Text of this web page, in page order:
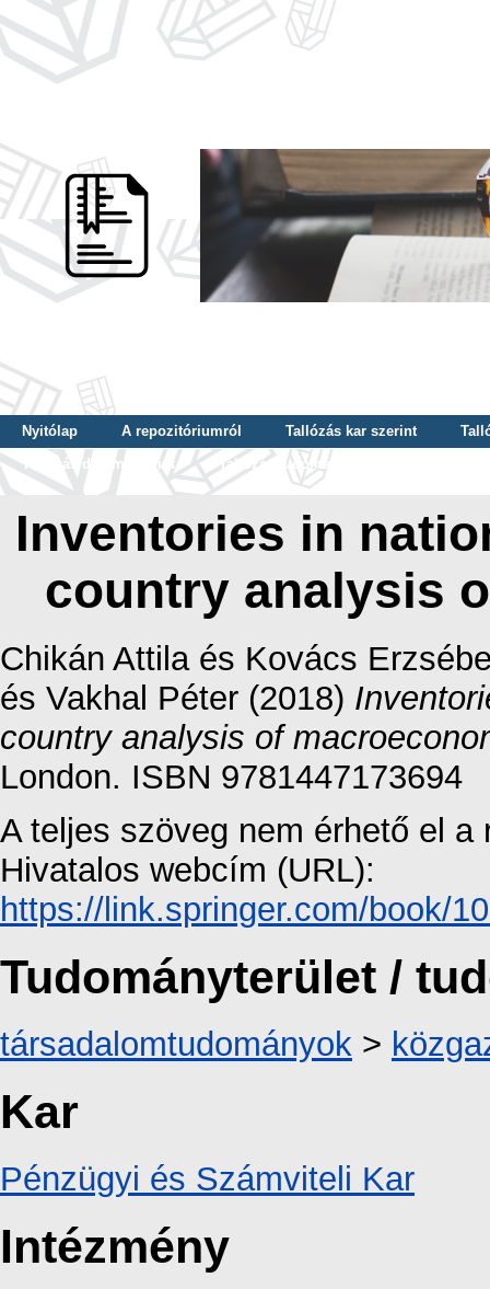
Nyitólap A repozitóriumról Tallózás kar szerint
Tallózás dátum szerint
Tallózás tudományterület szerint
Inventories in
country analysis
Chikán Attilaés Kovács
és Vakhal Péter (2018)
country analysis of
London. ISBN 9781447173694
A teljes szöveg nem érhető el a
Hivatalos webcím (URL):
https://link.springer.com/book/
Tudományterület /
társadalomtudományok >
Kar
Pénzügyi és Számviteli Kar
Intézmény